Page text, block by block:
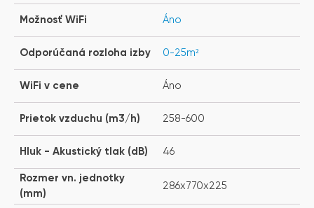
Možnosť WiFi Áno
Odporúčaná rozloha izby 0-25m²
WiFi v cene Áno
Prietok vzduchu (m3/h) 258-600
Hluk - Akustický tlak (dB) 46
Rozmer vn. jednotky
(mm)
286x770x225